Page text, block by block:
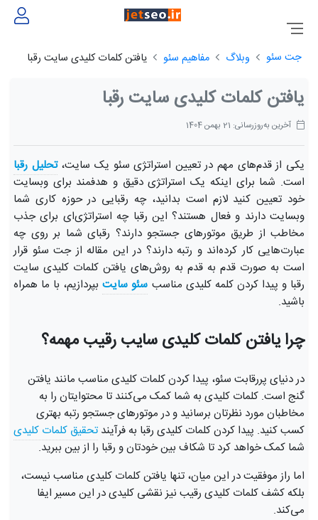
جت سئو وبلاگ مفاهیم سئو یافتن کلمات کلیدی سایت رقبا
یافتن کلمات کلیدی سایت رقبا
آخرین به‌روزرسانی: 21 بهمن 1404
یکی از قدم‌های مهم در تعیین استراتژی سئو یک سایت،تحلیل رقبا
است. شما برای اینکه یک استراتژی دقیق و هدفمند برای وبسایت
خود تعیین کنید لازم است بدانید، چه رقبایی در حوزه کاری شما
وبسایت دارند و فعال هستند؟ این رقبا چه استراتژی‌ای برای جذب
مخاطب از طریق موتورهای جستجو دارند؟ رقبای شما بر روی چه
عبارت‌هایی کار کرده‌اند و رتبه دارند؟ در این مقاله از جت سئو قرار
است به صورت قدم به قدم به روش‌های یافتن کلمات کلیدی سایت
رقبا و پیدا کردن کلمه کلیدی مناسب سئو سایتبپردازیم، با ما همراه
باشید.
چرا یافتن کلمات کلیدی سایب رقیب مهمه؟
در دنیای پررقابت سئو، پیدا کردن کلمات کلیدی مناسب مانند یافتن
گنج است. کلمات کلیدی به شما کمک می‌کنند تا محتوایتان را به
مخاطبان مورد نظرتان برسانید و در موتورهای جستجو رتبه بهتری
کسب کنید. پیدا کردن کلمات کلیدی رقبا به فرآیند تحقیق کلمات کلیدی
شما کمک خواهد کرد تا شکاف بین خودتان و رقبا را از بین ببرید.
اما راز موفقیت در این میان، تنها یافتن کلمات کلیدی مناسب نیست،
بلکه کشف کلمات کلیدی رقیب نیز نقشی کلیدی در این مسیر ایفا
می‌کند.